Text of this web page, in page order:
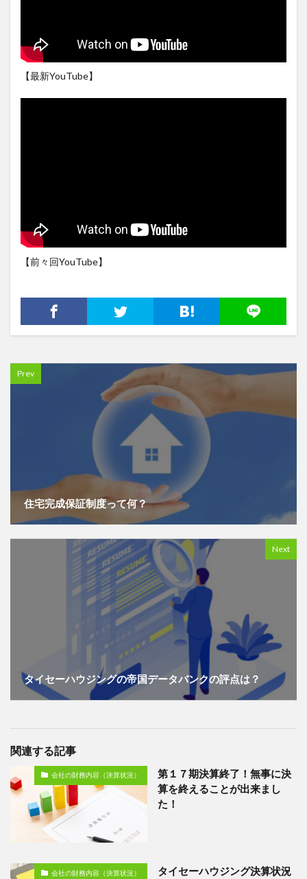
【最新YouTube】
【前々回YouTube】
Prev
住宅完成保証制度って何？
Next
タイセーハウジングの帝国データバンクの評点は？
関連する記事
会社の財務内容（決算状況）
第１７期決算終了！無事に決
算を終えることが出来まし
た！
会社の財務内容（決算状況）
タイセーハウジング決算状況